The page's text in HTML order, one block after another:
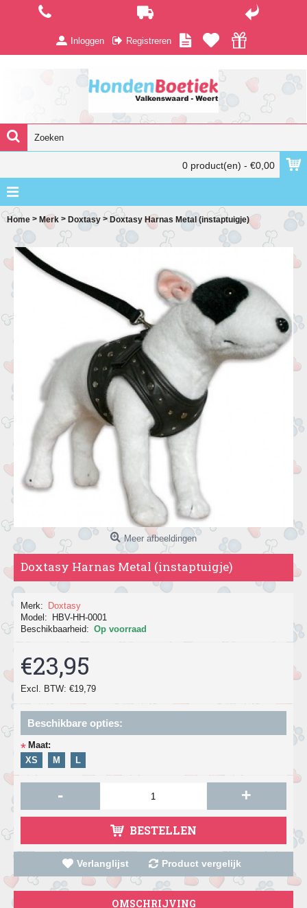
Inloggen Registreren
0 product(en) - €0,00
Home > Merk > Doxtasy >Doxtasy Harnas Metal (instaptuigje)
Meer afbeeldingen
Doxtasy Harnas Metal (instaptuigje)
Merk:
Doxtasy
Model:
HBV-HH-0001
Beschikbaarheid: Op voorraad
€23,95
Excl. BTW: €19,79
Beschikbare opties:
* Maat:
XS
M L
- +
BESTELLEN
Verlanglijst Product vergelijk
OMSCHRIJVING